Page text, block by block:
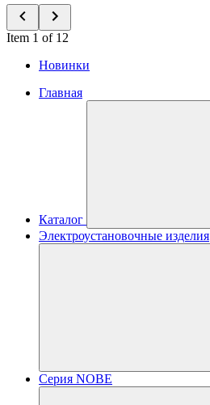
Item 1 of 12
Новинки
Главная
Каталог
Электроустановочные изделия
Серия NOBE